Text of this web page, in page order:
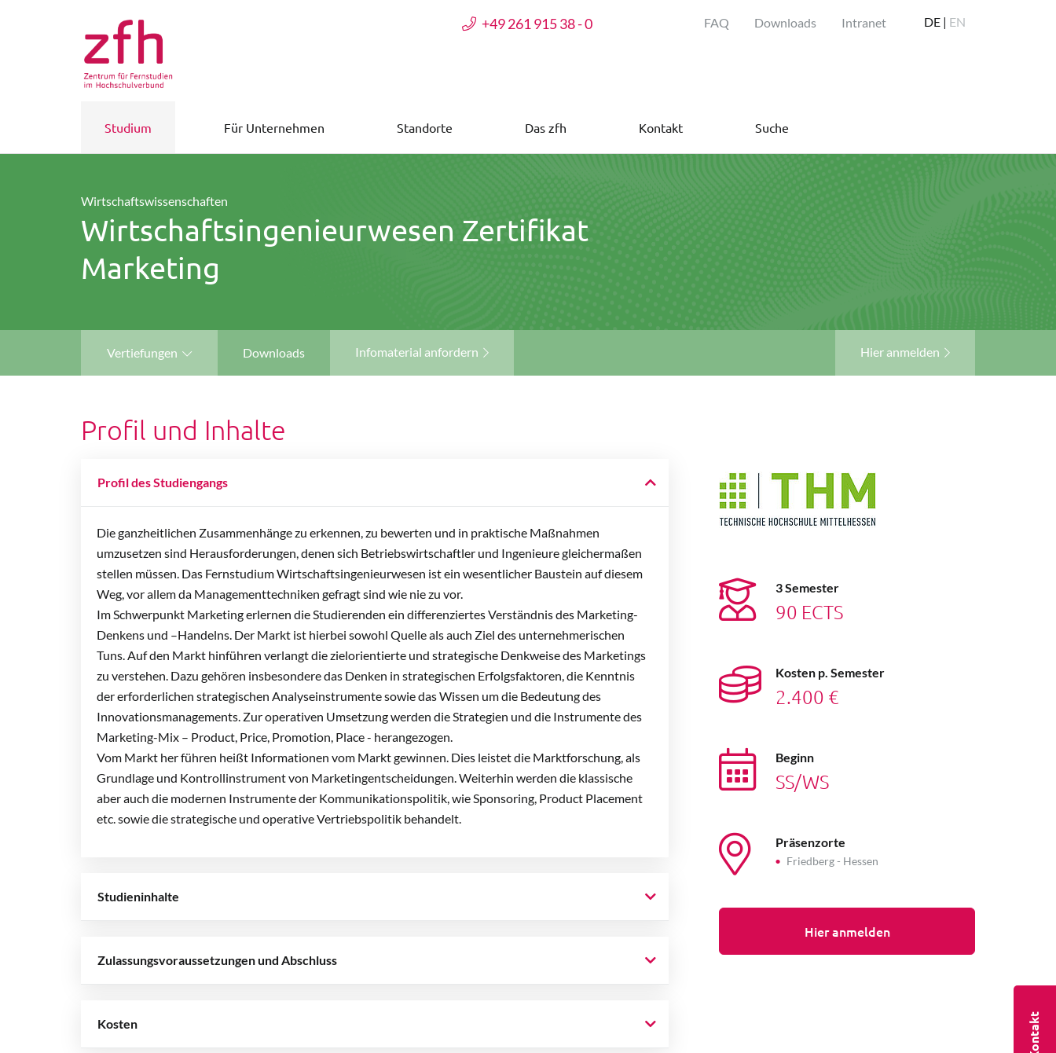
+49 261 915 38 - 0 FAQ Downloads Intranet DE | EN
Studium Für Unternehmen Standorte Das zfh Kontakt Suche
Wirtschaftswissenschaften
Wirtschaftsingenieurwesen Zertifikat
Marketing
Vertiefungen Downloads Infomaterial anfordern Hier anmelden
Profil und Inhalte
Profil des Studiengangs
Die ganzheitlichen Zusammenhänge zu erkennen, zu bewerten und in praktische Maßnahmen
umzusetzen sind Herausforderungen, denen sich Betriebswirtschaftler und Ingenieure gleichermaßen
stellen müssen. Das Fernstudium Wirtschaftsingenieurwesen ist ein wesentlicher Baustein auf diesem
Weg, vor allem da Managementtechniken gefragt sind wie nie zu vor.
Im Schwerpunkt Marketing erlernen die Studierenden ein differenziertes Verständnis des Marketing-
Denkens und –Handelns. Der Markt ist hierbei sowohl Quelle als auch Ziel des unternehmerischen
Tuns. Auf den Markt hinführen verlangt die zielorientierte und strategische Denkweise des Marketings
zu verstehen. Dazu gehören insbesondere das Denken in strategischen Erfolgsfaktoren, die Kenntnis
der erforderlichen strategischen Analyseinstrumente sowie das Wissen um die Bedeutung des
Innovationsmanagements. Zur operativen Umsetzung werden die Strategien und die Instrumente des
Marketing-Mix – Product, Price, Promotion, Place - herangezogen.
Vom Markt her führen heißt Informationen vom Markt gewinnen. Dies leistet die Marktforschung, als
Grundlage und Kontrollinstrument von Marketingentscheidungen. Weiterhin werden die klassische
aber auch die modernen Instrumente der Kommunikationspolitik, wie Sponsoring, Product Placement
etc. sowie die strategische und operative Vertriebspolitik behandelt.
Studieninhalte
Zulassungsvoraussetzungen und Abschluss
Kosten
3 Semester
90 ECTS
Kosten p. Semester
2.400 €
Beginn
SS/WS
Präsenzorte
Friedberg - Hessen
Hier anmelden
Kontakt